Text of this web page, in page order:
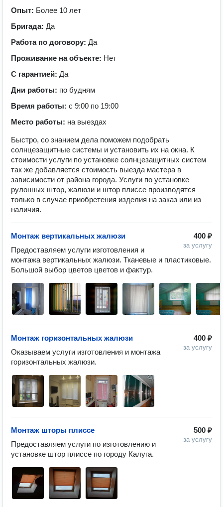
Опыт: Более 10 лет
Бригада: Да
Работа по договору: Да
Проживание на объекте: Нет
С гарантией: Да
Дни работы: по будням
Время работы: с 9:00 по 19:00
Место работы: на выездах
Быстро, со знанием дела поможем подобрать
солнцезащитные системы и установить их на окна. К
стоимости услуги по установке солнцезащитных систем
так же добавляется стоимость выезда мастера в
зависимости от района города. Услуги по установке
рулонных штор, жалюзи и штор плиссе производятся
только в случае приобретения изделия на заказ или из
наличия.
400 ₽
за услугу
Монтаж вертикальных жалюзи
Предоставляем услуги изготовления и
монтажа вертикальных жалюзи. Тканевые и пластиковые.
Большой выбор цветов цветов и фактур.
400 ₽
за услугу
Монтаж горизонтальных жалюзи
Оказываем услуги изготовления и монтажа
500 ₽
за услугу
Монтаж шторы плиссе
Предоставляем услуги по изготовлению и
установке штор плиссе по городу Калуга.